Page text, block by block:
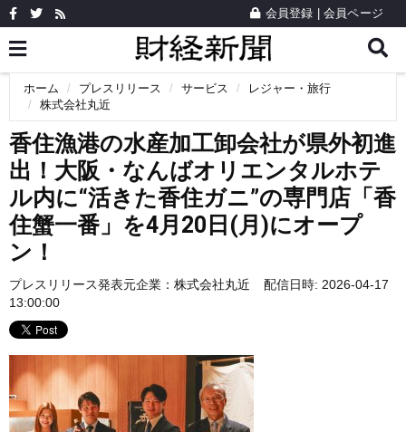
会員登録 会員ページ
ホーム プレスリリース サービス
レジャー・旅行
株式会社丸近
香住漁港の水産加工卸会社が県外初進
出！大阪・なんばオリエンタルホテ
ル内に“活きた香住ガニ”の専門店「香
住蟹一番」を4月20日(月)にオープ
ン！
プレスリリース発表元企業： 株式会社丸近
配信日時: 2026-04-17
13:00:00